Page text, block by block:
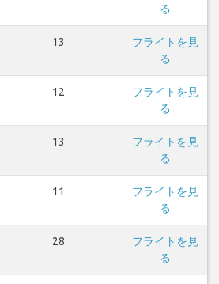
る
13
フライトを見
る
12
フライトを見
る
13
フライトを見
る
11
フライトを見
る
28
フライトを見
る